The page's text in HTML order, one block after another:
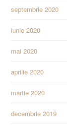
septembrie 2020
iunie 2020
mai 2020
aprilie 2020
martie 2020
decembrie 2019